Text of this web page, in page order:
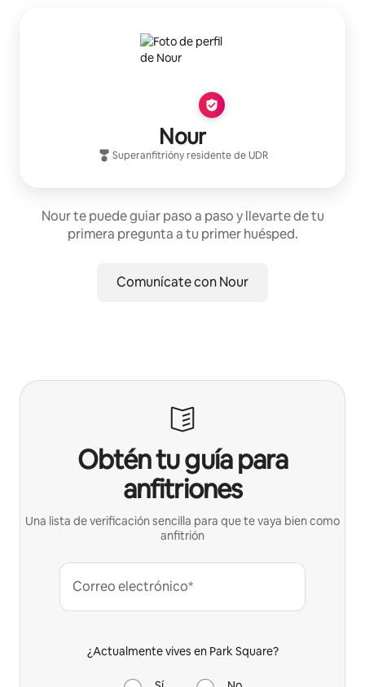
Nour
Superanfitrióny residente deUDR
Nour te puede guiar paso a paso y llevarte de tu
primera pregunta a tu primer huésped.
Comunícate con Nour
Obtén tu guía para
anfitriones
Una lista de verificación sencilla para que te vaya bien como
anfitrión
Correo electrónico*
¿Actualmente vives en Park Square?